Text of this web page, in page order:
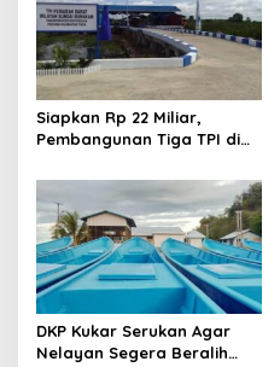
Siapkan Rp 22 Miliar,
Pembangunan Tiga TPI di
2023
DKP Kukar Serukan Agar
Nelayan Segera Beralih